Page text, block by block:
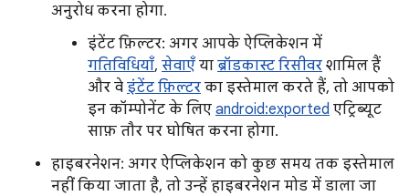
अनुरोध करना होगा.
इंटेंट फ़िल्टर: अगर आपके ऐप्लिकेशन में
गतिविधियाँ, सेवाएँ या ब्रॉडकास्ट रिसीवर शामिल हैं
और वे इंटेंट फ़िल्टर का इस्तेमाल करते हैं, तो आपको
इन कॉम्पोनेंट के लिए android:exported एट्रिब्यूट
साफ़ तौर पर घोषित करना होगा.
हाइबरनेशन: अगर ऐप्लिकेशन को कुछ समय तक इस्तेमाल
नहीं किया जाता है, तो उन्हें हाइबरनेशन मोड में डाला जा